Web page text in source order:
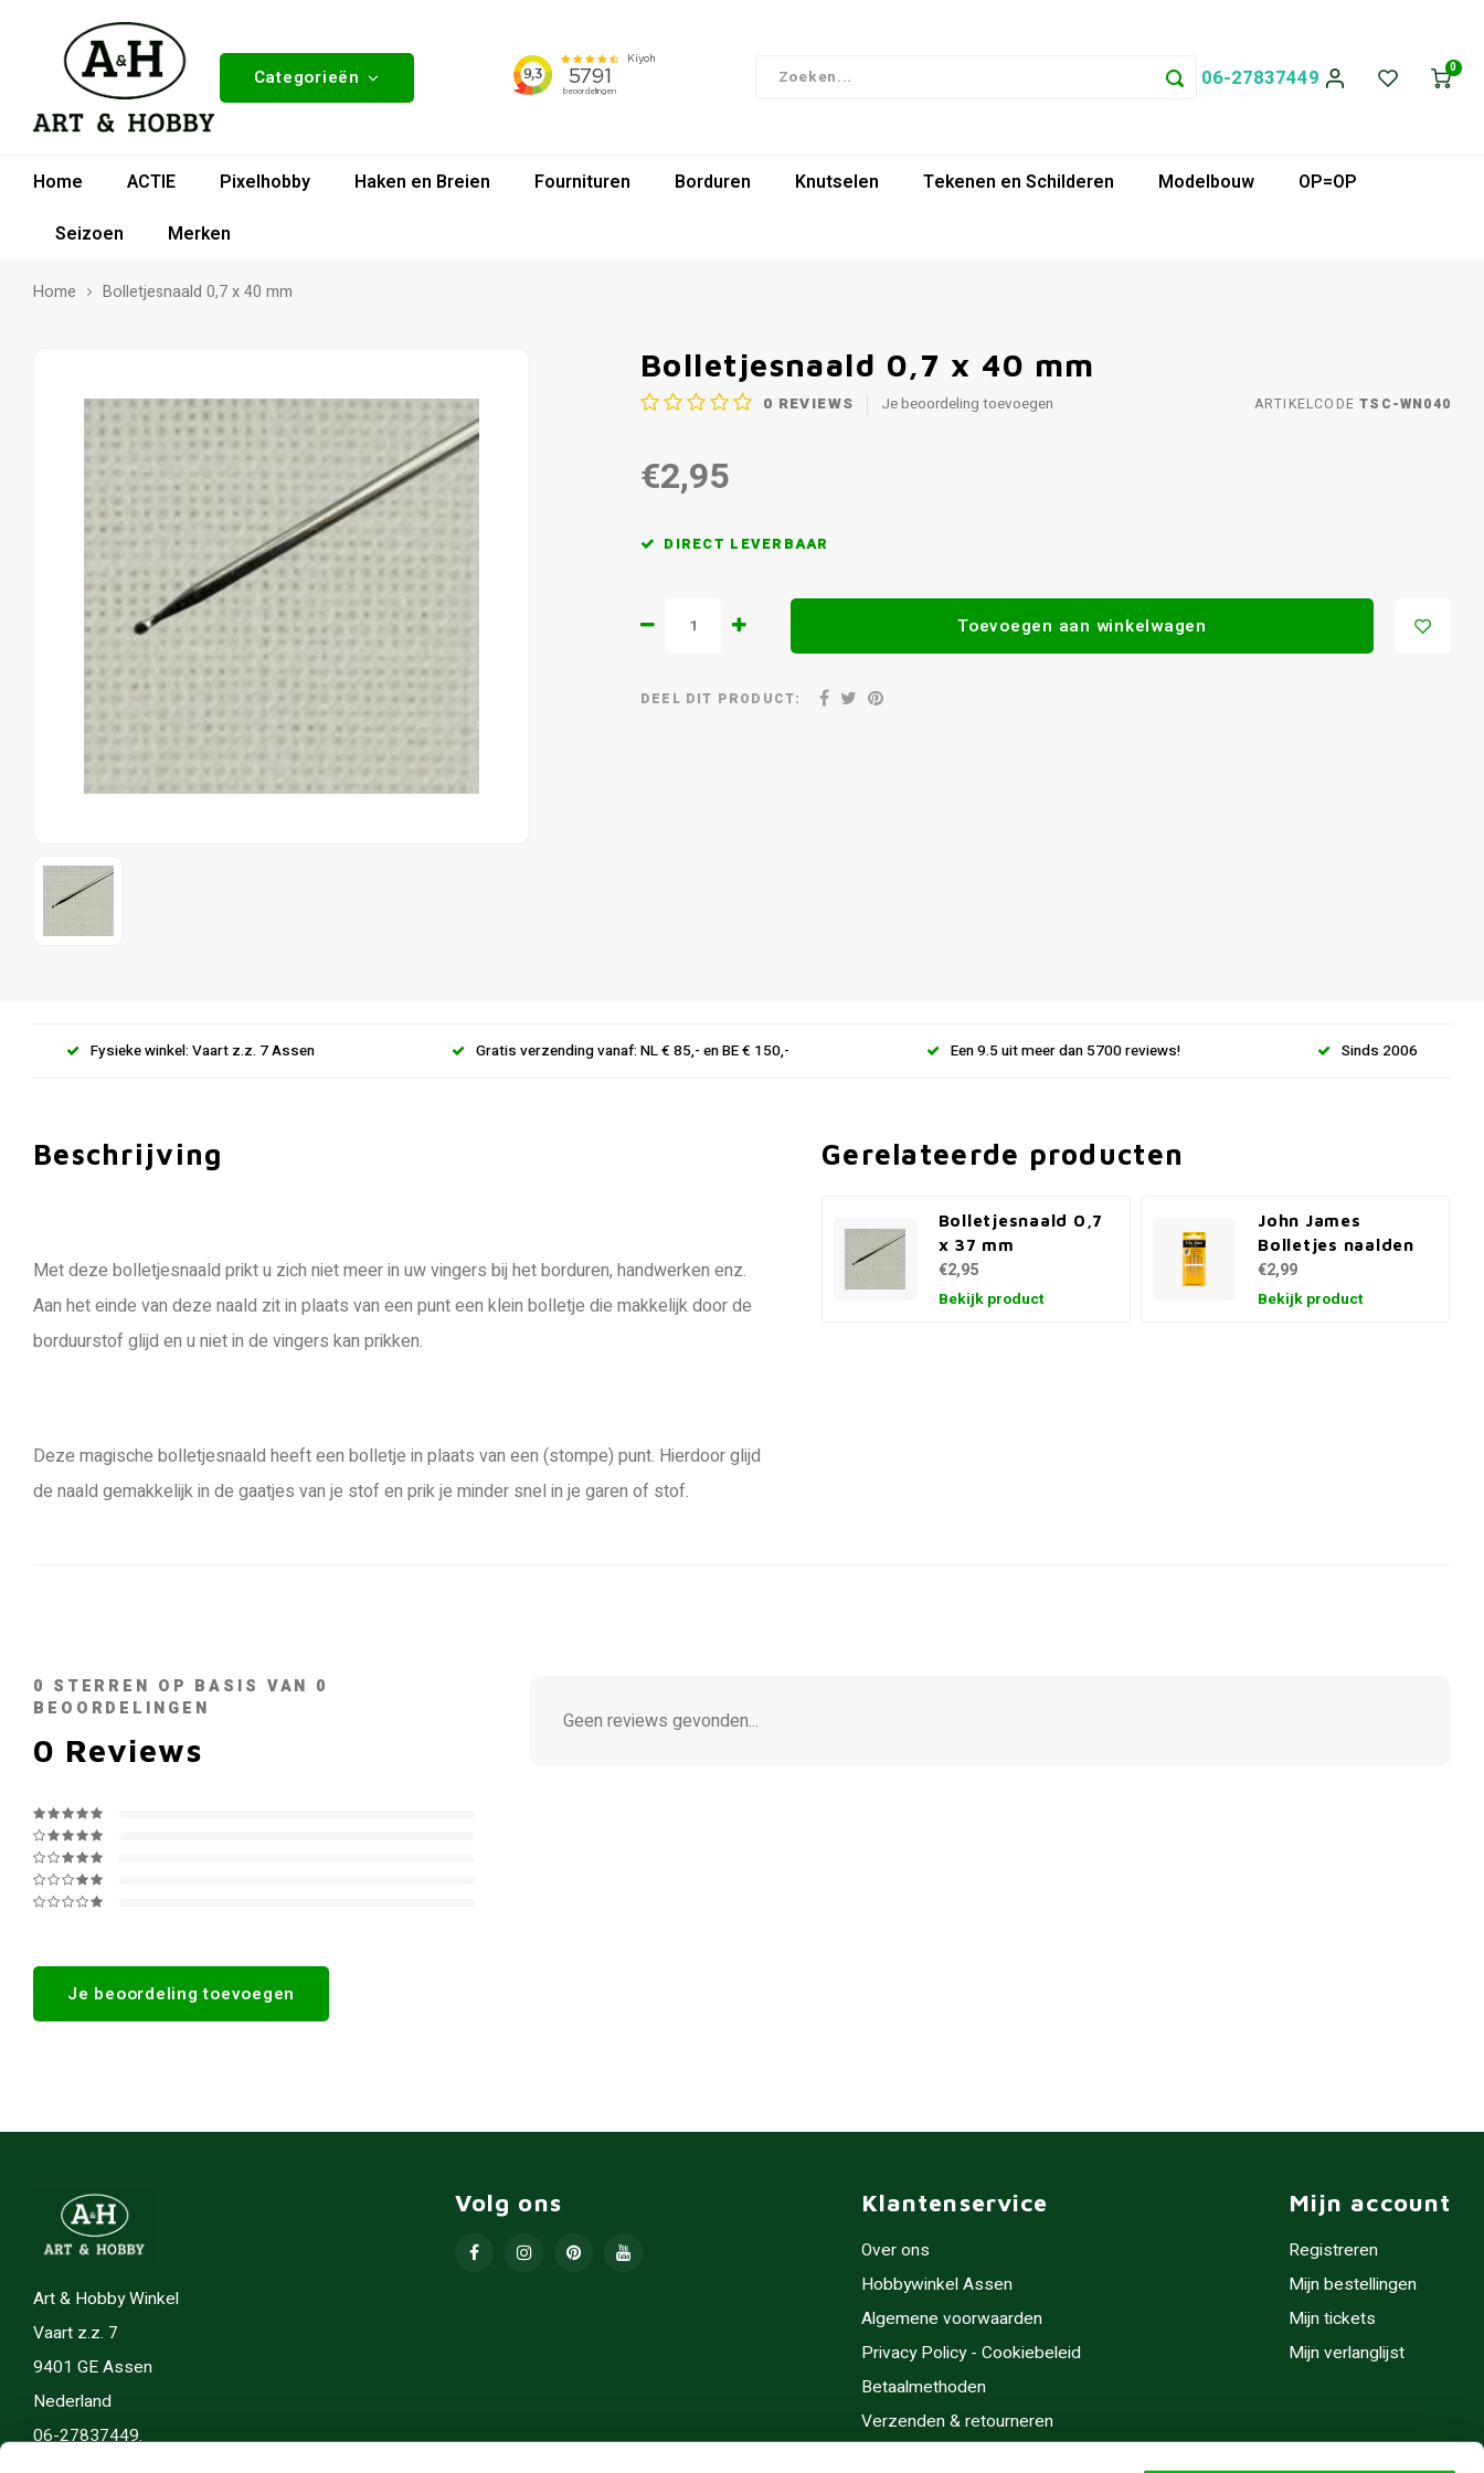
Categorieën 06-27837449 0
Home ACTIE Pixelhobby Haken en Breien Fournituren Borduren Knutselen Tekenen en Schilderen Modelbouw
OP=OP
Seizoen
Merken
Home Bolletjesnaald 0,7 x 40 mm
Bolletjesnaald 0,7 x 40 mm
0 REVIEWS Je beoordeling toevoegen ARTIKELCODE TSC-WN040
€2,95
DIRECT LEVERBAAR
Toevoegen aan winkelwagen
DEEL DIT PRODUCT:
Fysieke winkel: Vaart z.z. 7 Assen Gratis verzending vanaf: NL € 85,- en BE € 150,- Een 9.5 uit meer dan 5700 reviews! Sinds 2006
Beschrijving
Met deze bolletjesnaald prikt u zich niet meer in uw vingers bij het borduren, handwerken enz.
Aan het einde van deze naald zit in plaats van een punt een klein bolletje die makkelijk door de
borduurstof glijd en u niet in de vingers kan prikken.
Deze magische bolletjesnaald heeft een bolletje in plaats van een (stompe) punt. Hierdoor glijd
de naald gemakkelijk in de gaatjes van je stof en prik je minder snel in je garen of stof.
Gerelateerde producten
Bolletjesnaald 0,7
x 37 mm
€2,95
Bekijk product
John James
Bolletjes naalden
€2,99
Bekijk product
0 STERREN OP BASIS VAN 0
BEOORDELINGEN
0 Reviews
Je beoordeling toevoegen
Geen reviews gevonden...
Art & Hobby Winkel
Vaart z.z. 7
9401 GE Assen
Nederland
06-27837449.
Volg ons Klantenservice
Over ons
Hobbywinkel Assen
Algemene voorwaarden
Privacy Policy - Cookiebeleid
Betaalmethoden
Verzenden & retourneren
Mijn account
Registreren
Mijn bestellingen
Mijn tickets
Mijn verlanglijst